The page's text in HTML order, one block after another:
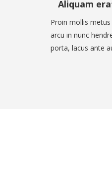
Aliquam
Proin mollis
arcu in nunc
porta, lacus ante